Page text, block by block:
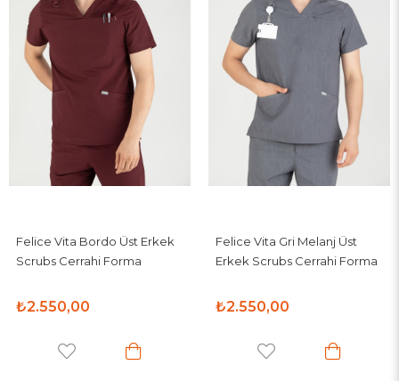
Felice Vita Bordo Üst Erkek
Scrubs Cerrahi Forma
₺2.550,00
Felice Vita Gri Melanj Üst
Erkek Scrubs Cerrahi Forma
₺2.550,00